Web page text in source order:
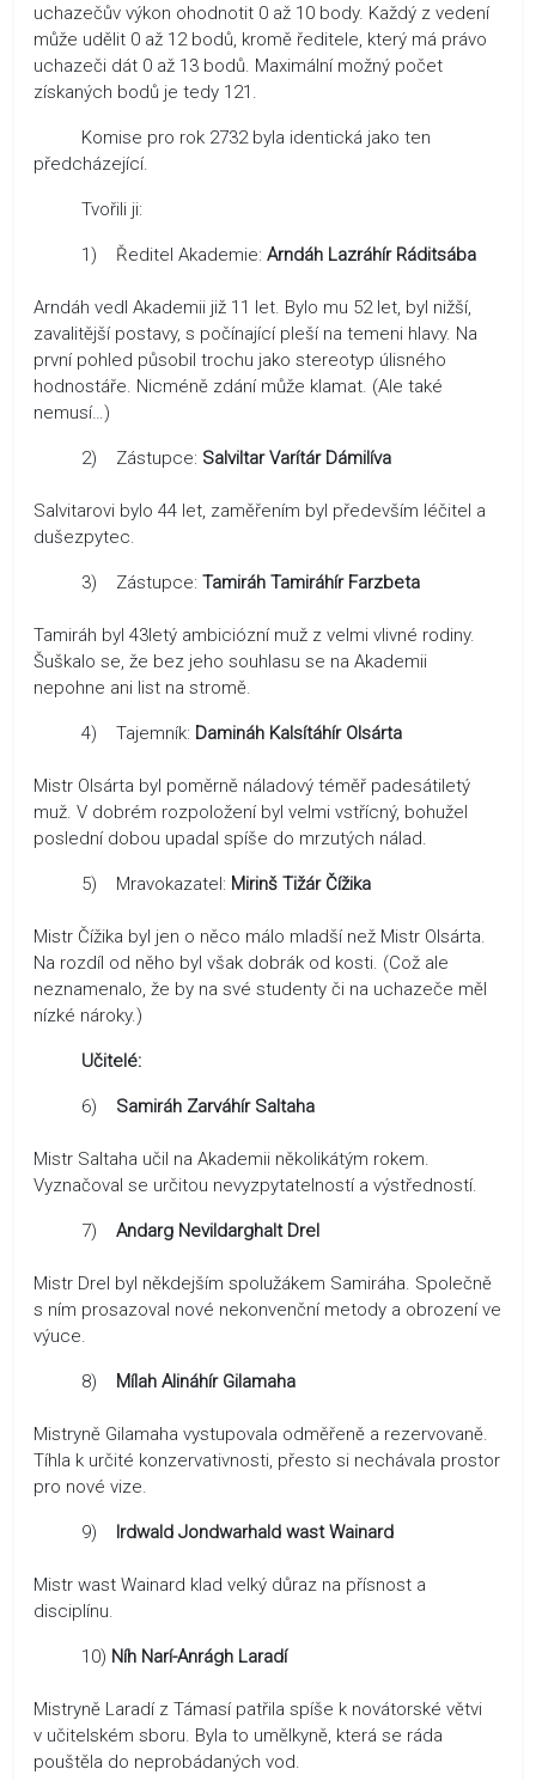
uchazečův výkon ohodnotit 0 až 10 body. Každý z vedení
může udělit 0 až 12 bodů, kromě ředitele, který má právo
uchazeči dát 0 až 13 bodů. Maximální možný počet
získaných bodů je tedy 121.
Komise pro rok 2732 byla identická jako ten
předcházející.
Tvořili ji:
1) Ředitel Akademie: Arndáh Lazráhír Ráditsába
Arndáh vedl Akademii již 11 let. Bylo mu 52 let, byl nižší,
zavalitější postavy, s počínající pleší na temeni hlavy. Na
první pohled působil trochu jako stereotyp úlisného
hodnostáře. Nicméně zdání může klamat. (Ale také
nemusí…)
2) Zástupce: Salviltar Varítár Dámilíva
Salvitarovi bylo 44 let, zaměřením byl především léčitel a
dušezpytec.
3) Zástupce: Tamiráh Tamiráhír Farzbeta
Tamiráh byl 43letý ambiciózní muž z velmi vlivné rodiny.
Šuškalo se, že bez jeho souhlasu se na Akademii
nepohne ani list na stromě.
4) Tajemník: Damináh Kalsítáhír Olsárta
Mistr Olsárta byl poměrně náladový téměř padesátiletý
muž. V dobrém rozpoložení byl velmi vstřícný, bohužel
poslední dobou upadal spíše do mrzutých nálad.
5) Mravokazatel: Mirinš Tižár Čížika
Mistr Čížika byl jen o něco málo mladší než Mistr Olsárta.
Na rozdíl od něho byl však dobrák od kosti. (Což ale
neznamenalo, že by na své studenty či na uchazeče měl
nízké nároky.)
Učitelé:
6) Samiráh Zarváhír Saltaha
Mistr Saltaha učil na Akademii několikátým rokem.
Vyznačoval se určitou nevyzpytatelností a výstředností.
7) Andarg Nevildarghalt Drel
Mistr Drel byl někdejším spolužákem Samiráha. Společně
s ním prosazoval nové nekonvenční metody a obrození ve
výuce.
8) Mílah Alináhír Gilamaha
Mistryně Gilamaha vystupovala odměřeně a rezervovaně.
Tíhla k určité konzervativnosti, přesto si nechávala prostor
pro nové vize.
9) Irdwald Jondwarhald wast Wainard
Mistr wast Wainard klad velký důraz na přísnost a
disciplínu.
10) Níh Narí-Anrágh Laradí
Mistryně Laradí z Támasí patřila spíše k novátorské větvi
v učitelském sboru. Byla to umělkyně, která se ráda
pouštěla do neprobádaných vod.